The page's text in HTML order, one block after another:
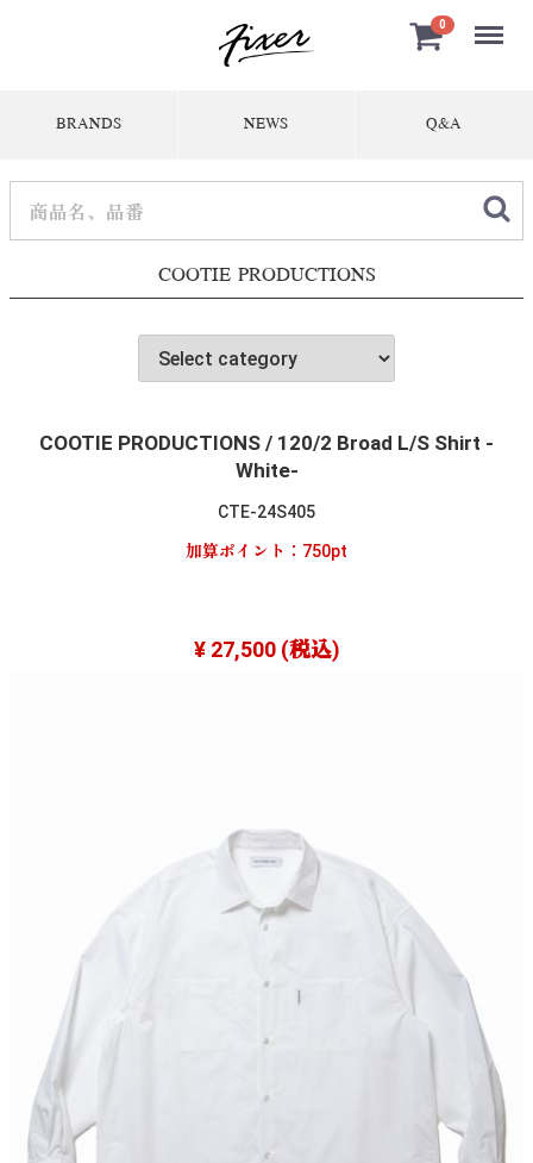
0 Menu
BRANDS NEWS Q&A
COOTIE PRODUCTIONS
COOTIE PRODUCTIONS / 120/2 Broad L/S Shirt -
White-
CTE-24S405
加算ポイント： 750pt
¥ 27,500(税込)